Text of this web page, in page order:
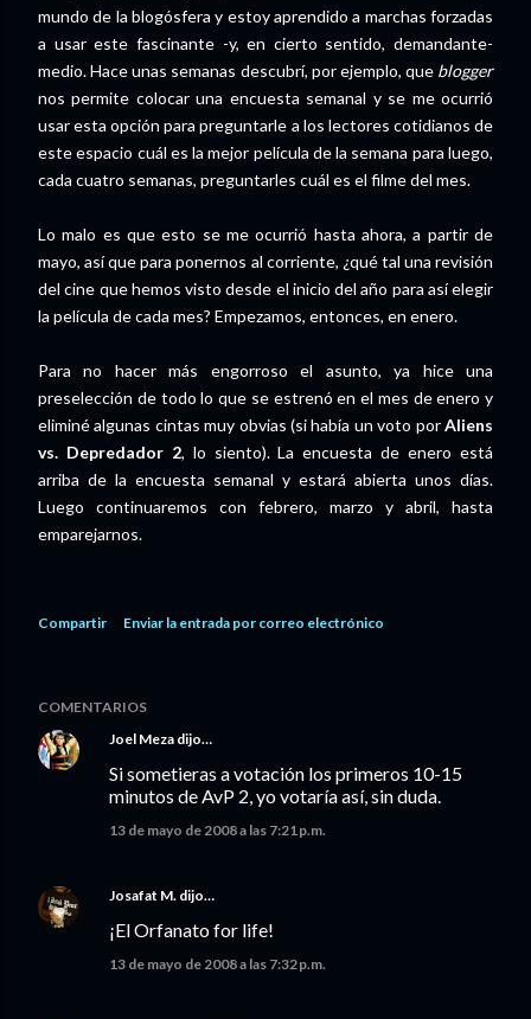
mundo de la blogósfera y estoy aprendido a marchas forzadas
a usar este fascinante -y, en cierto sentido, demandante-
medio. Hace unas semanas descubrí, por ejemplo, que blogger
nos permite colocar una encuesta semanal y se me ocurrió
usar esta opción para preguntarle a los lectores cotidianos de
este espacio cuál es la mejor película de la semana para luego,
cada cuatro semanas, preguntarles cuál es el filme del mes.
Lo malo es que esto se me ocurrió hasta ahora, a partir de
mayo, así que para ponernos al corriente, ¿qué tal una revisión
del cine que hemos visto desde el inicio del año para así elegir
la película de cada mes? Empezamos, entonces, en enero.
Para no hacer más engorroso el asunto, ya hice una
preselección de todo lo que se estrenó en el mes de enero y
eliminé algunas cintas muy obvias (si había un voto porAliens
vs. Depredador 2, lo siento). La encuesta de enero está
arriba de la encuesta semanal y estará abierta unos días.
Luego continuaremos con febrero, marzo y abril, hasta
emparejarnos.
Compartir Enviar la entrada por correo electrónico
COMENTARIOS
Joel Meza dijo…
Si sometieras a votación los primeros 10-15
minutos de AvP 2, yo votaría así, sin duda.
13 de mayo de 2008 a las 7:21 p.m.
Josafat M. dijo…
¡El Orfanato for life!
13 de mayo de 2008 a las 7:32 p.m.